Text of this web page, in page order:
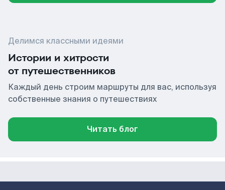
Делимся классными идеями
Истории и хитрости
от путешественников
Каждый день строим маршруты для вас, используя
собственные знания о путешествиях
Читать блог